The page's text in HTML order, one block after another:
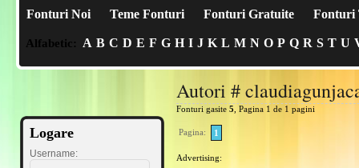
Fonturi Noi Teme Fonturi Fonturi Gratuite Fonturi
Alfabetic: A B C D E F G H I J K L M N O P Q R S T U
Logare
Username:
Autori #
Fonturi gasite 5 , Pagina 1 de 1 pagini
Pagina: 1
Advertising: